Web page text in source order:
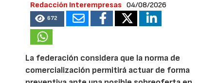
Redacción Interempresas 04/08/2026
672
La federación considera que la norma de
comercialización permitirá actuar de forma